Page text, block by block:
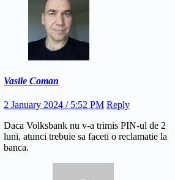
Vasile Coman
2 January 2024 / 5:52 PM Reply
Daca Volksbank nu v-a trimis PIN-ul de 2
luni, atunci trebuie sa faceti o reclamatie la
banca.